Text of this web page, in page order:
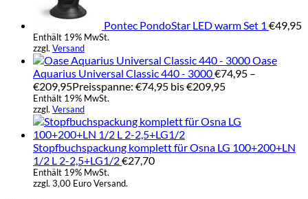
Pontec PondoStar LED warm Set 1 €49,95
Enthält 19% MwSt.
zzgl. Versand
Oase
Aquarius Universal Classic 440 - 3000€74,95 –
€209,95Preisspanne: €74,95 bis €209,95
Enthält 19% MwSt.
zzgl. Versand
Stopfbuchspackung komplett für Osna LG 100+200+LN
1/2 L 2-2,5+LG1/2€27,70
Enthält 19% MwSt.
zzgl. 3,00 Euro Versand.